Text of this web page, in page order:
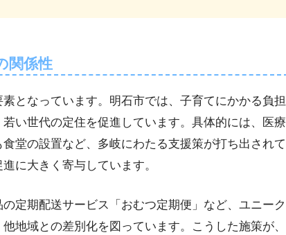
関係性
となっています。明石市では、子育てにかかる負担
い世代の定住を促進しています。具体的には、医療
堂の設置など、多岐にわたる支援策が打ち出されて
に大きく寄与しています​。
定期配送サービス「おむつ定期便」など、ユニーク
地域との差別化を図っています。こうした施策が、